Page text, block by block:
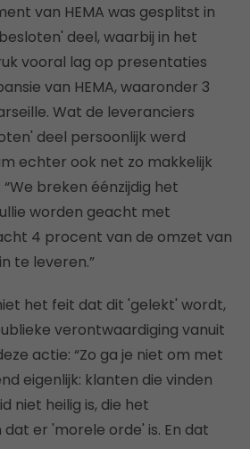
van HEMA was gesplitst in
deel, waarbij in het
vooral lag op presentaties
van HEMA, waaronder 3
Wat de leveranciers
deel persoonlijk werd
echter ook net zo makkelijk
breken éénzijdig het
worden geacht met
4 procent van de omzet van
te leveren.”
het feit dat dit 'gelekt' wordt,
verontwaardiging vanuit
actie: “Zo ga je niet om met
eigenlijk: klanten die vinden
niet heilig is, die het
er 'morele orde' is. En dat